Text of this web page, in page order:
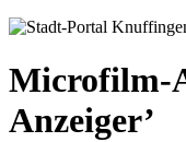
Microfilm-
Anzeiger’